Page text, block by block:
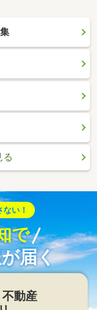
る
い！
で
届く
動産